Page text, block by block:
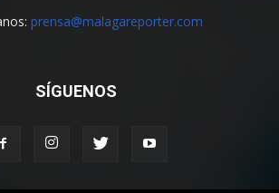
prensa@malagareporter.com
SÍGUENOS